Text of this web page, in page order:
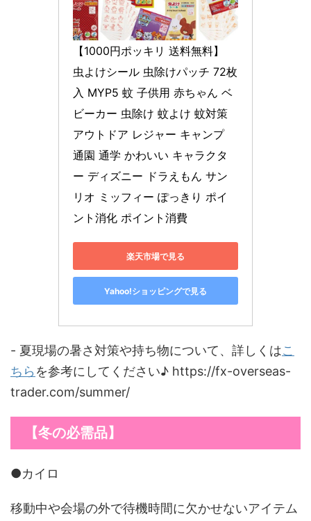
【1000円ポッキリ 送料無料】
虫よけシール 虫除けパッチ 72枚
入 MYP5 蚊 子供用 赤ちゃん ベ
ビーカー 虫除け 蚊よけ 蚊対策
アウトドア レジャー キャンプ
通園 通学 かわいい キャラクタ
ー ディズニー ドラえもん サン
リオ ミッフィー ぽっきり ポイ
ント消化 ポイント消費
楽天市場で見る
Yahoo!ショッピングで見る
- 夏現場の暑さ対策や持ち物について、詳しくはこ
ちら を参考にしてください♪ https://fx-overseas-
trader.com/summer/
【冬の必需品】
●カイロ
移動中や会場の外で待機時間に欠かせないアイテム